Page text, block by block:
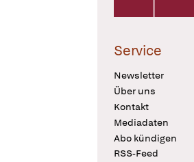
Service
Newsletter
Über uns
Kontakt
Mediadaten
Abo kündigen
RSS-Feed